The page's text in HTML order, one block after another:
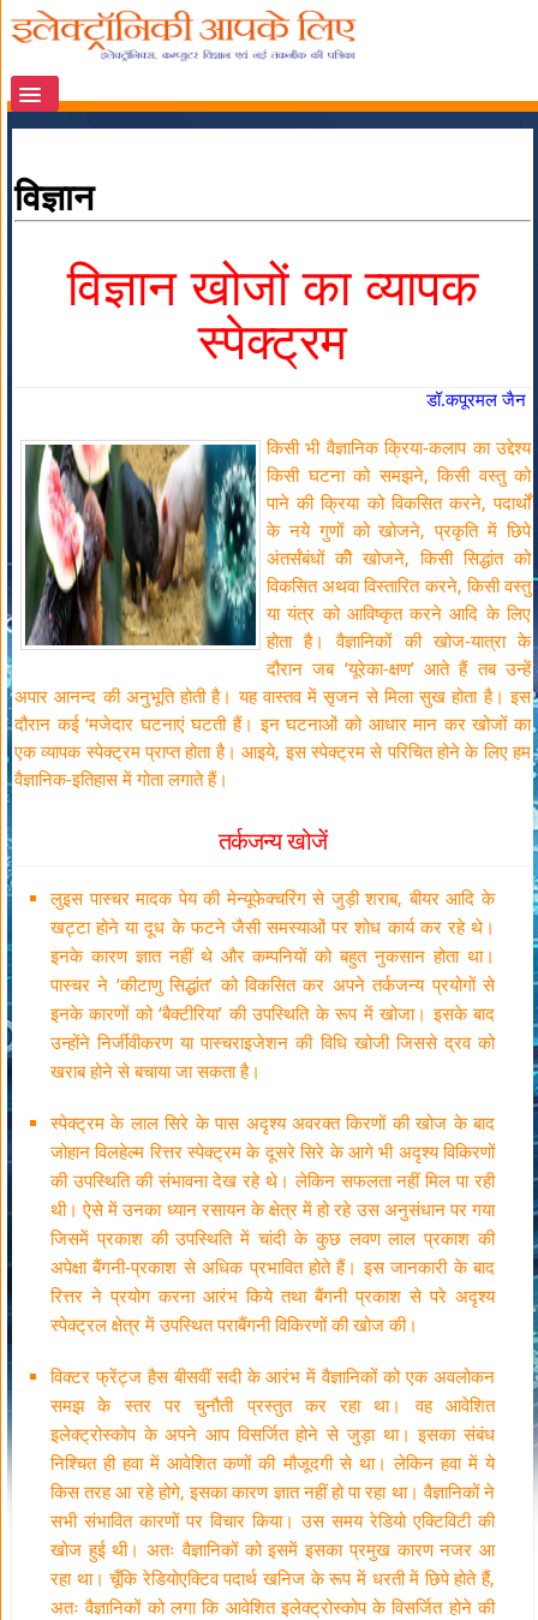
विज्ञान
विज्ञान खोजों का व्यापक
स्पेक्ट्रम
डॉ.कपूरमल जैन
किसी भी वैज्ञानिक क्रिया-कलाप का उद्देश्य
किसी घटना को समझने, किसी वस्तु को
पाने की क्रिया को विकसित करने, पदार्थों
के नये गुणों को खोजने, प्रकृति में छिपे
अंतर्संबंधों कीे खोजने, किसी सिद्धांत को
विकसित अथवा विस्तारित करने, किसी वस्तु
या यंत्र को आविष्कृत करने आदि के लिए
होता है। वैज्ञानिकों की खोज-यात्रा के
दौरान जब ‘यूरेका-क्षण’ आते हैं तब उन्हें
अपार आनन्द की अनुभूति होती है। यह वास्तव में सृजन से मिला सुख होता है। इस
दौरान कई ‘मजेदार घटनाएं घटती हैं। इन घटनाओं को आधार मान कर खोजों का
एक व्यापक स्पेक्ट्रम प्राप्त होता है। आइये, इस स्पेक्ट्रम से परिचित होने के लिए हम
वैज्ञानिक-इतिहास में गोता लगाते हैं।
तर्कजन्य खोजें
लुइस पास्चर मादक पेय की मेन्यूफेक्चरिंग से जुड़ी शराब, बीयर आदि के
खट्टा होने या दूध के फटने जैसी समस्याओं पर शोध कार्य कर रहे थे।
इनके कारण ज्ञात नहीं थे और कम्पनियों को बहुत नुकसान होता था।
पास्चर ने ‘कीटाणु सिद्धांत’ को विकसित कर अपने तर्कजन्य प्रयोगों से
इनके कारणों को ‘बैक्टीरिया’ की उपस्थिति के रूप में खोजा। इसके बाद
उन्होंने निर्जीवीकरण या पास्चराइजेशन की विधि खोजी जिससे द्रव को
खराब होने से बचाया जा सकता है।
स्पेक्ट्रम के लाल सिरे के पास अदृश्य अवरक्त किरणों की खोज के बाद
जोहान विलहेल्म रित्तर स्पेक्ट्रम के दूसरे सिरे के आगे भी अदृश्य विकिरणों
की उपस्थिति की संभावना देख रहे थे। लेकिन सफलता नहीं मिल पा रही
थी। ऐसे में उनका ध्यान रसायन के क्षेत्र में हो रहे उस अनुसंधान पर गया
जिसमें प्रकाश की उपस्थिति में चांदी के कुछ लवण लाल प्रकाश की
अपेक्षा बैंगनी-प्रकाश से अधिक प्रभावित होते हैं। इस जानकारी के बाद
रित्तर ने प्रयोग करना आरंभ किये तथा बैंगनी प्रकाश से परे अदृश्य
स्पेक्ट्रल क्षेत्र में उपस्थित पराबैंगनी विकिरणों की खोज की।
विक्टर फ्रेंट्ज हैस बीसवीं सदी के आरंभ में वैज्ञानिकों को एक अवलोकन
समझ के स्तर पर चुनौती प्रस्तुत कर रहा था। वह आवेशित
इलेक्ट्रोस्कोप के अपने आप विसर्जित होने से जुड़ा था। इसका संबंध
निश्चित ही हवा में आवेशित कणों की मौजूदगी से था। लेकिन हवा में ये
किस तरह आ रहे होगे, इसका कारण ज्ञात नहीं हो पा रहा था। वैज्ञानिकों ने
सभी संभावित कारणों पर विचार किया। उस समय रेडियो एक्टिविटी की
खोज हुई थी। अतः वैज्ञानिकों को इसमें इसका प्रमुख कारण नजर आ
रहा था। चूँकि रेडियोएक्टिव पदार्थ खनिज के रूप में धरती में छिपे होते हैं,
अतः वैज्ञानिकों को लगा कि आवेशित इलेक्ट्रोस्कोप के विसर्जित होने की